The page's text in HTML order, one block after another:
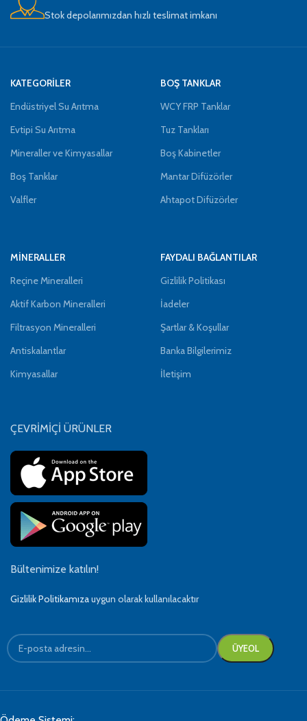
Stok depolarımızdan hızlı teslimat imkanı
KATEGORİLER
Endüstriyel Su Arıtma
Evtipi Su Arıtma
Mineraller ve Kimyasallar
Boş Tanklar
Valfler
BOŞ TANKLAR
WCY FRP Tanklar
Tuz Tankları
Boş Kabinetler
Mantar Difüzörler
Ahtapot Difüzörler
MİNERALLER
Reçine Mineralleri
Aktif Karbon Mineralleri
Filtrasyon Mineralleri
Antiskalantlar
Kimyasallar
FAYDALI BAĞLANTILAR
Gizlilik Politikası
İadeler
Şartlar & Koşullar
Banka Bilgilerimiz
İletişim
ÇEVRİMİÇİ ÜRÜNLER
Bültenimize katılın!
Gizlilik Politikamızauygun olarak kullanılacaktır